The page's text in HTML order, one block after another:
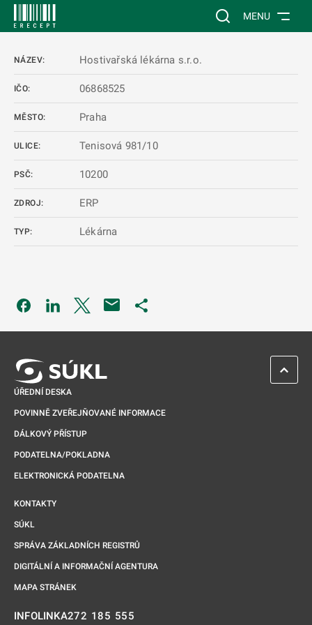
Vyhledávání na
MENU
NÁZEV: Hostivařská lékárna s.r.o.
IČO: 06868525
MĚSTO: Praha
ULICE: Tenisová 981/10
PSČ: 10200
ZDROJ: ERP
TYP: Lékárna
Odkaz se otevře na nové kartě
Odkaz se otevře na nové kartě
Odkaz se otevře na nové kartě
ÚŘEDNÍ DESKA
POVINNĚ ZVEŘEJŇOVANÉ INFORMACE
DÁLKOVÝ PŘÍSTUP
PODATELNA/POKLADNA
ELEKTRONICKÁ PODATELNA
KONTAKTY
SÚKL
SPRÁVA ZÁKLADNÍCH REGISTRŮ
DIGITÁLNÍ A INFORMAČNÍ AGENTURA
MAPA STRÁNEK
INFOLINKA272 185 555
ZPĚT